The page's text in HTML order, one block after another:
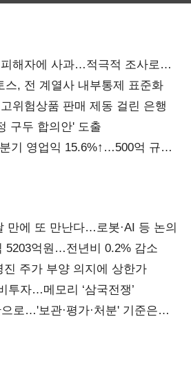
해자에 사과…적극적 조사로
스, 전 계열사 내부통제 표준화
위험상품 판매 제동 걸린 은행
구두 합의안' 도출
기 영업익 15.6%↑…500억 규모
만에 또 만난다…로봇·AI 등 논의
5203억원…전년비 0.2% 감소
진 주가 부양 의지에 상한가
투자…메모리 ‘삼국전쟁’
로…'보관·평가·처분' 기준은